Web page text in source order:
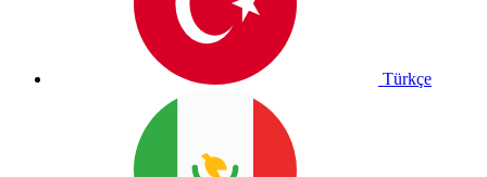
Türkçe